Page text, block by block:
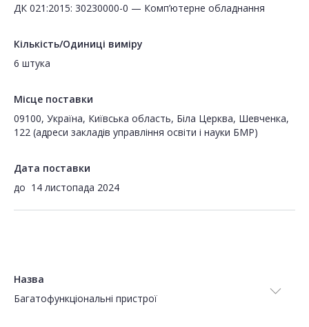
ДК 021:2015: 30230000-0 — Комп’ютерне обладнання
Кількість/Одиниці виміру
6 штука
Місце поставки
09100, Україна, Київська область, Біла Церква, Шевченка,
122 (адреси закладів управління освіти і науки БМР)
Дата поставки
до 14 листопада 2024
Назва
Багатофункціональні пристрої